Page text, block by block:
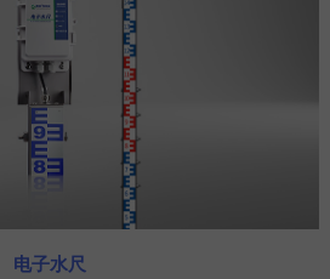
电子水尺